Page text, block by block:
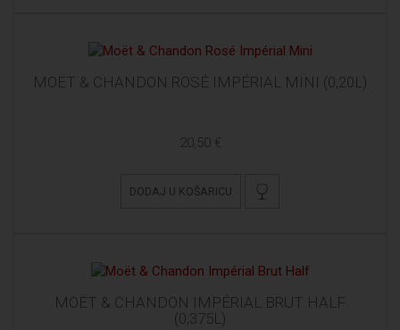
MOËT & CHANDON ROSÉ IMPÉRIAL MINI (0,20L)
20,50 €
DODAJ U KOŠARICU
MOËT & CHANDON IMPÉRIAL BRUT HALF
(0,375L)